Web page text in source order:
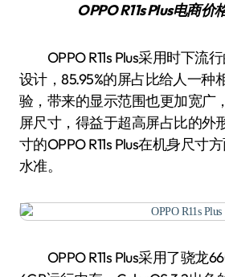
OPPO R11s Plus电商价
OPPO R11s Plus采用时下流行的18：9比例全面屏
设计，85.95%的屏占比给人一种
验，带来的显示范围也更加宽广
屏尺寸，得益于超高屏占比的外
寸的OPPO R11s Plus在机身尺寸
水准。
OPPO R11s Plus采用了骁龙